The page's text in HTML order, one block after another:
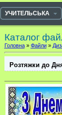
УЧИТЕЛЬСЬКА
Каталог
Головна» Файли»
Розтяжки до